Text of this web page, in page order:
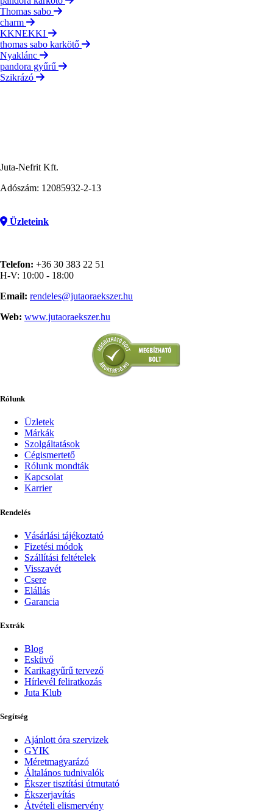
Thomas sabo
charm
KKNEKKI
thomas sabo karkötő
Nyaklánc
pandora gyűrű
Szikrázó
Juta-Nefrit Kft.
Adószám: 12085932-2-13
Üzleteink
Telefon: +36 30 383 22 51
H-V: 10:00 - 18:00
Email: rendeles@jutaoraekszer.hu
Web: www.jutaoraekszer.hu
Rólunk
Üzletek
Márkák
Szolgáltatások
Cégismertető
Rólunk mondták
Kapcsolat
Karrier
Rendelés
Vásárlási tájékoztató
Fizetési módok
Szállítási feltételek
Visszavét
Csere
Elállás
Garancia
Extrák
Blog
Esküvő
Karikagyűrű tervező
Hírlevél feliratkozás
Juta Klub
Segítség
Ajánlott óra szervizek
GYIK
Méretmagyarázó
Általános tudnivalók
Ékszer tisztítási útmutató
Ékszerjavítás
Átvételi elismervény